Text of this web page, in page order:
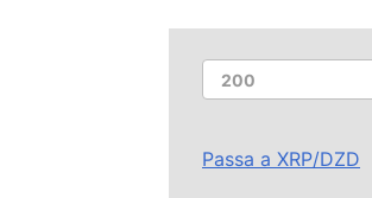
Passa a XRP/DZD